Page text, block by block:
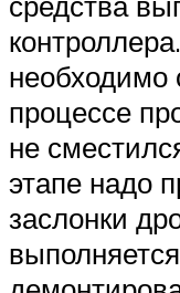
необходимо
процессе
не
этапе надо
заслонки